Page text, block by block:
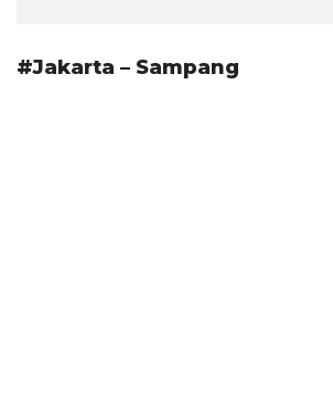
#Jakarta – Sampang